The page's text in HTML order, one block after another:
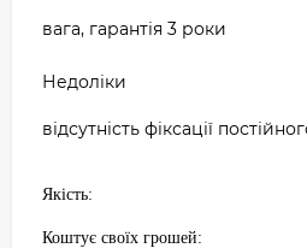
вага, гарантія 3 роки
Недоліки
відсутність фіксації
Якість:
Коштує своїх грошей: